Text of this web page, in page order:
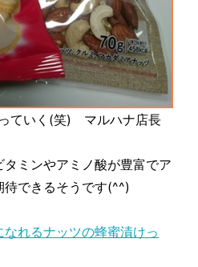
ていく(笑) マルハナ店長
ミンやアミノ酸が豊富でア
待できるそうです(^^)
なれるナッツの蜂蜜漬けっ